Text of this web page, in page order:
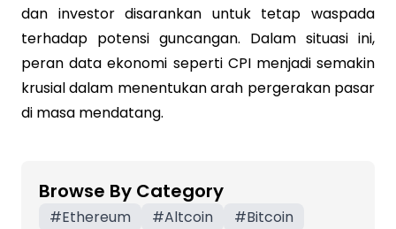
dan investor disarankan untuk tetap waspada
terhadap potensi guncangan. Dalam situasi ini,
peran data ekonomi seperti CPI menjadi semakin
krusial dalam menentukan arah pergerakan pasar
di masa mendatang.
Browse By Category
#Ethereum #Altcoin #Bitcoin